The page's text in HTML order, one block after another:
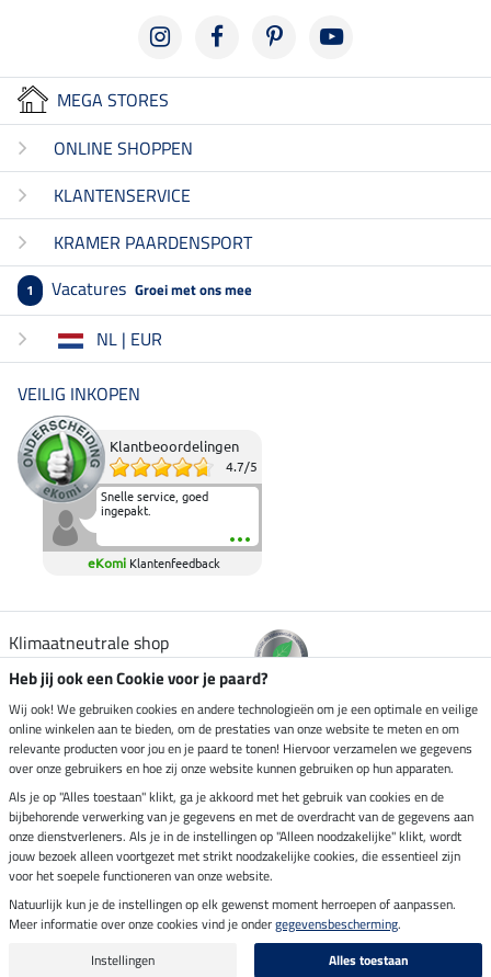
MEGA STORES
ONLINE SHOPPEN
KLANTENSERVICE
KRAMER PAARDENSPORT
1 Vacatures Groei met ons mee
NL | EUR
VEILIG INKOPEN
Klantbeoordelingen
4.7/5
Snelle service, goed
ingepakt.
eKomi Klantenfeedback
Klimaatneutrale shop
Verzending per
Veilig betalen met
Impressum
Laatste update op 06.08.2026 om 14:39 uur
Alle prijzen in euro's, incl. BTW, excl. verzendkosten.
Heb jij ook een Cookie voor je paard?
Wij ook! We gebruiken cookies en andere technologieën om je een optimale en veilige
online winkelen aan te bieden, om de prestaties van onze website te meten en om
relevante producten voor jou en je paard te tonen! Hiervoor verzamelen we gegevens
over onze gebruikers en hoe zij onze website kunnen gebruiken op hun apparaten.
Als je op "Alles toestaan" klikt, ga je akkoord met het gebruik van cookies en de
bijbehorende verwerking van je gegevens en met de overdracht van de gegevens aan
onze dienstverleners. Als je in de instellingen op "Alleen noodzakelijke" klikt, wordt
jouw bezoek alleen voortgezet met strikt noodzakelijke cookies, die essentieel zijn
voor het soepele functioneren van onze website.
Natuurlijk kun je de instellingen op elk gewenst moment herroepen of aanpassen.
Meer informatie over onze cookies vind je ondergegevensbescherming.
Instellingen
Alles toestaan